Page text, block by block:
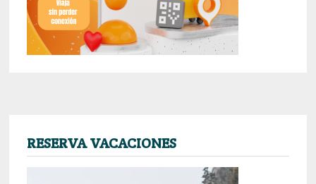
RESERVA VACACIONES